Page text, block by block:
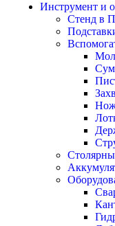
Инструмент и
Стенд в